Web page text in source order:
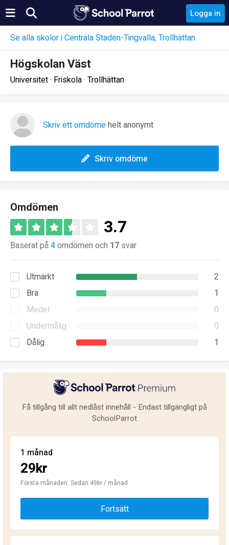
Logga in
Se alla skolor i Centrala Staden-Tingvalla, Trollhättan
Högskolan Väst
Universitet · Friskola · Trollhättan
Skriv ett omdömehelt anonymt
Skriv omdöme
Omdömen
3.7
Baserat på4omdömen och 17 svar
Utmärkt
2
Bra
1
Medel
0
Undermålig
0
Dålig
1
Få tillgång till allt nedlåst innehåll - Endast tillgängligt på
SchoolParrot
1 månad
29kr
Första månaden. Sedan 49kr / månad
Fortsätt